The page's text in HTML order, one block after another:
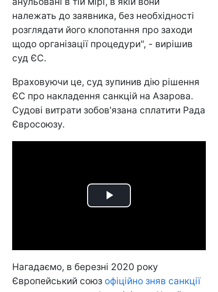
належать до заявника, без необхідності
розглядати його клопотання про заходи
щодо організації процедури", - вирішив
суд ЄС.
Враховуючи це, суд зупинив дію рішення
ЄС про накладення санкцій на Азарова.
Судові витрати зобов'язана сплатити Рада
Євросоюзу.
Play
Нагадаємо, в березні 2020 року
Європейський союз офіційно зняв санкції